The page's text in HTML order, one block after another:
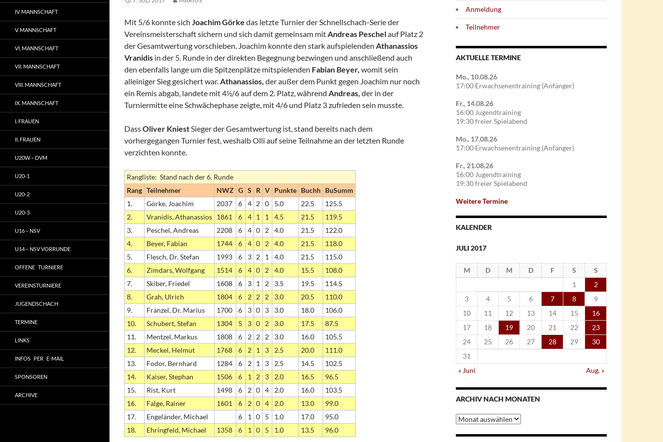
Mit 5/6 konnte sich Joachim Görke das letzte Turnier der Schnellschach-Serie der
Vereinsmeisterschaft sichern und sich damit gemeinsam mitAndreas Peschelauf Platz 2
der Gesamtwertung vorschieben. Joachim konnte den stark aufspielenden Athanassios
Vranidis in der 5. Runde in der direkten Begegnung bezwingen und anschließend auch
den ebenfalls lange um die Spitzenplätze mitspielenden Fabian Beyer, womit sein
alleiniger Sieg gesichert war.Athanassios, der außer dem Punkt gegen Joachim nur noch
ein Remis abgab, landete mit 4½/6 auf dem 2. Platz, während Andreas, der in der
Turniermitte eine Schwächephase zeigte, mit 4/6 und Platz 3 zufrieden sein musste.
DassOliver KniestSieger der Gesamtwertung ist, stand bereits nach dem
vorhergegangen Turnier fest, weshalb Olli auf seine Teilnahme an der letzten Runde
verzichten konnte.
Rangliste: Stand nach der 6. Runde
Rang Teilnehmer NWZ G S R V Punkte Buchh BuSumm
1.
Görke, Joachim 2037 6 4 2 0 5.0 22.5
125.5
2.
Vranidis, Athanassios 1861 6 4 1 1 4.5 21.5
119.5
3.
Peschel, Andreas 2208 6 4 0 2 4.0 21.5
122.0
4.
Beyer, Fabian 1744 6 4 0 2 4.0 21.5
118.0
5.
Flesch, Dr. Stefan 1993 6 3 2 1 4.0 21.5
115.0
6.
Zimdars, Wolfgang 1514 6 4 0 2 4.0 15.5
108.0
7.
Skiber, Friedel 1608 6 3 1 2 3.5 19.5
114.5
8.
Grah, Ulrich 1804 6 2 2 2 3.0 20.5
110.0
9.
Fränzel, Dr. Marius 1700 6 3 0 3 3.0 18.0
106.0
10.
Schubert, Stefan 1304 5 3 0 2 3.0 17.5
87.5
11.
Mentzel, Markus 1808 6 2 2 2 3.0 16.0
105.5
12.
Meckel, Helmut 1768 6 2 1 3 2.5 20.0
111.0
13.
Fodor, Bernhard 1284 6 2 1 3 2.5 14.5
102.5
14.
Kaiser, Stephan 1506 6 1 2 3 2.0 16.5
96.5
15.
Rist, Kurt 1498 6 2 0 4 2.0 16.0
103.5
16.
Falge, Rainer 1601 6 2 0 4 2.0 13.0
99.0
17.
Engeländer, Michael 6 1 0 5 1.0 17.0
95.0
18.
Ehringfeld, Michael 1358 6 1 0 5 1.0 13.5 96.0
Anmeldung
Teilnehmer
AKTUELLE TERMINE
Mo., 10.08.26
17:00 Erwachsenentraining (Anfänger)
Fr., 14.08.26
16:00 Jugendtraining
19:30 freier Spielabend
Mo., 17.08.26
17:00 Erwachsenentraining (Anfänger)
Fr., 21.08.26
16:00 Jugendtraining
19:30 freier Spielabend
Weitere Termine
KALENDER
JULI 2017
M D M D F S
S
1
2
3
4 5 6 7 8
9
10
11 12 13 14 15
16
17
18 19 20 21 22
23
24
25 26 27 28 29
30
31
« Juni
Aug. »
ARCHIV NACH MONATEN
Archiv
nach
Monaten
IV. MANNSCHAFT
V. MANNSCHAFT
VI. MANNSCHAFT
VII. MANNSCHAFT
VIII. MANNSCHAFT
IX. MANNSCHAFT
I. FRAUEN
II. FRAUEN
U20W – DVM
U20-1
U20-2
U20-3
U16 – NSV
U14 – NSV VORRUNDE
OFFENE TURNIERE
VEREINSTURNIERE
JUGENDSCHACH
TERMINE
LINKS
INFOS PER E-MAIL
SPONSOREN
ARCHIVE